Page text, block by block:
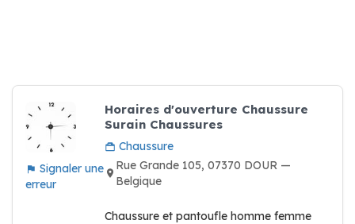
Signaler une
erreur
Horaires d'ouverture Chaussure
Surain Chaussures
Chaussure
Rue Grande 105, 07370 DOUR —
Belgique
Chaussure et pantoufle homme femme